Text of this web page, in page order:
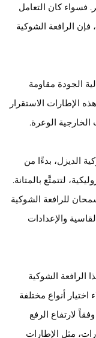
فسواء كان التعامل
فإن الرافعة الشوكية
الجودة مقاومة
الإطارات الاستقرار
الخارجية الوعرة.
الديزل، بدءًا من
لتتمتَّع بالمتانة.
للرافعة الشوكية
والإعدادات
الرافعة الشوكية
أنواع مختلفة
لارتفاع الرفع
مثل الإطارات